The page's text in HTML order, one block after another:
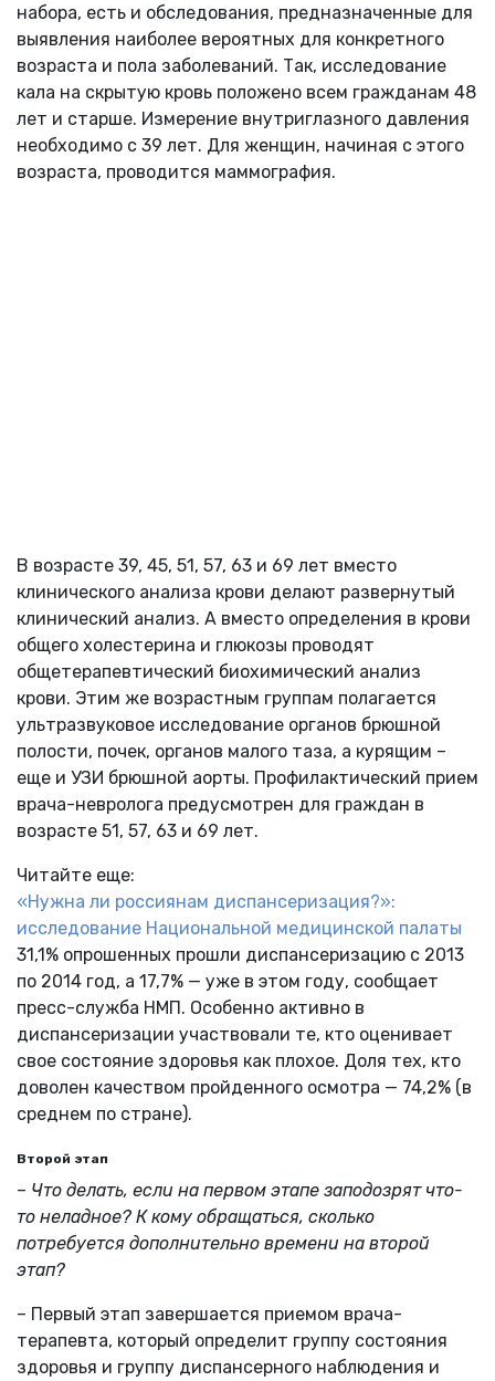
набора, есть и обследования, предназначенные для
выявления наиболее вероятных для конкретного
возраста и пола заболеваний. Так, исследование
кала на скрытую кровь положено всем гражданам 48
лет и старше. Измерение внутриглазного давления
необходимо с 39 лет. Для женщин, начиная с этого
возраста, проводится маммография.
В возрасте 39, 45, 51, 57, 63 и 69 лет вместо
клинического анализа крови делают развернутый
клинический анализ. А вместо определения в крови
общего холестерина и глюкозы проводят
общетерапевтический биохимический анализ
крови. Этим же возрастным группам полагается
ультразвуковое исследование органов брюшной
полости, почек, органов малого таза, а курящим –
еще и УЗИ брюшной аорты. Профилактический прием
врача-невролога предусмотрен для граждан в
возрасте 51, 57, 63 и 69 лет.
Читайте еще:
«Нужна ли россиянам диспансеризация?»:
исследование Национальной медицинской палаты
31,1% опрошенных прошли диспансеризацию с 2013
по 2014 год, а 17,7% — уже в этом году, сообщает
пресс-служба НМП. Особенно активно в
диспансеризации участвовали те, кто оценивает
свое состояние здоровья как плохое. Доля тех, кто
доволен качеством пройденного осмотра — 74,2% (в
среднем по стране).
Второй этап
– Что делать, если на первом этапе заподозрят что-
то неладное? К кому обращаться, сколько
потребуется дополнительно времени на второй
этап?
– Первый этап завершается приемом врача-
терапевта, который определит группу состояния
здоровья и группу диспансерного наблюдения и